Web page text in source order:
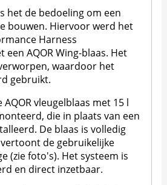
het de bedoeling om een
bouwen. Hiervoor werd het
Harness
AQOR Wing-blaas. Het
waardoor het
gebruikt.
vleugelblaas met 15 l
die in plaats van een
De blaas is volledig
de gebruikelijke
(zie foto's). Het systeem is
en direct inzetbaar.